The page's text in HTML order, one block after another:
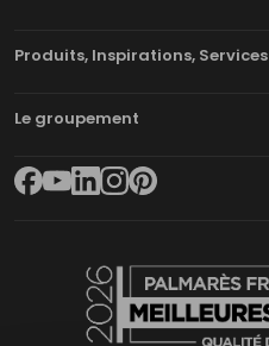
Produits, Inspirations, Services
Le groupement